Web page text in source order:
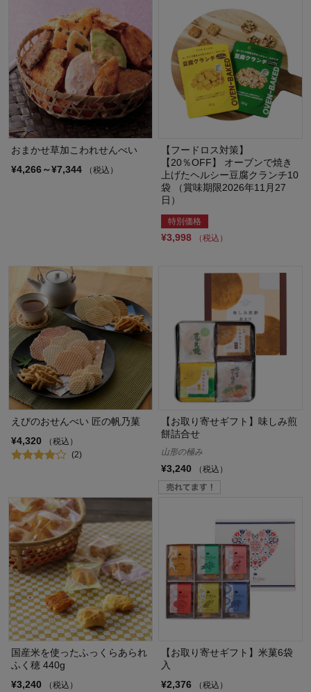
おまかせ草加こわれせんべい
¥4,266～¥7,344
（税込）
【フードロス対策】
【20％OFF】 オーブンで焼き
上げたヘルシー豆腐クランチ10
袋 （賞味期限2026年11月27
日）
特別価格
¥3,998 （税込）
えびのおせんべい 匠の帆乃菓
¥4,320
（税込）
(2)
【お取り寄せギフト】味しみ煎
餅詰合せ
山形の極み
¥3,240 （税込）
国産米を使ったふっくらあられ
ふく穂 440g
¥3,240
（税込）
【お取り寄せギフト】米菓6袋
入
¥2,376
（税込）